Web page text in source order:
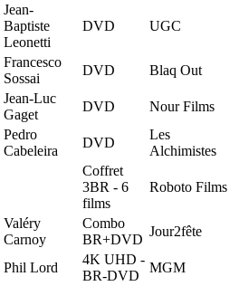
Jean-
Baptiste
Leonetti
DVD UGC
Francesco
Sossai
DVD Blaq Out
Jean-Luc
Gaget
DVD Nour Films
Pedro
Cabeleira
DVD
Les
Alchimistes
Coffret
3BR - 6
films
Roboto Films
Valéry
Carnoy
Combo
BR+DVD
Jour2fête
Phil Lord
4K UHD -
BR-DVD
MGM